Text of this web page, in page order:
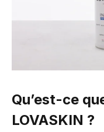
Qu’est-ce
LOVASKIN ?